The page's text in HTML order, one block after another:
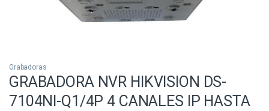
Grabadoras
GRABADORA NVR HIKVISION DS-
7104NI-Q1/4P 4 CANALES IP HASTA